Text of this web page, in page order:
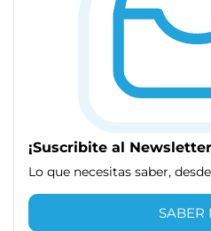
¡Suscribite al
Lo que necesitas saber,
SABER